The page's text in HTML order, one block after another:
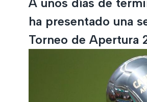
ha presentado una
Torneo de Apertura